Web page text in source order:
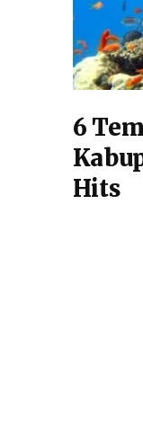
6
Hits